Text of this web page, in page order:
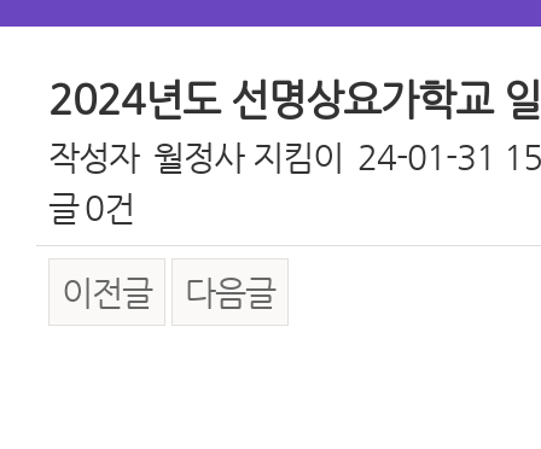
2024년도 선명상요가학교
작성자 월정사 지킴이
24-01-31
글0건
이전글 다음글